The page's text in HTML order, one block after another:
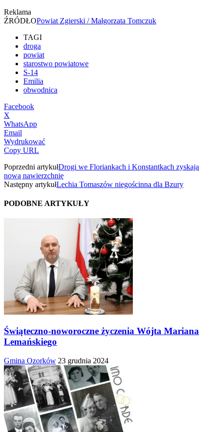
Reklama
ŹRÓDŁOPowiat Zgierski / Małgorzata Tomczuk
TAGI
droga
powiat
starostwo powiatowe
S-14
Emilia
obwodnica
Facebook
X
WhatsApp
Email
Wydrukować
Copy URL
Poprzedni artykułDrogi we Floriankach i Konstantkach zyskają
nową nawierzchnię
Następny artykułLechia Tomaszów niegościnna dla Bzury
PODOBNE ARTYKUŁY
Świąteczno-noworoczne życzenia Wójta Mariana
Lemańskiego
Gmina Ozorków 23 grudnia 2024